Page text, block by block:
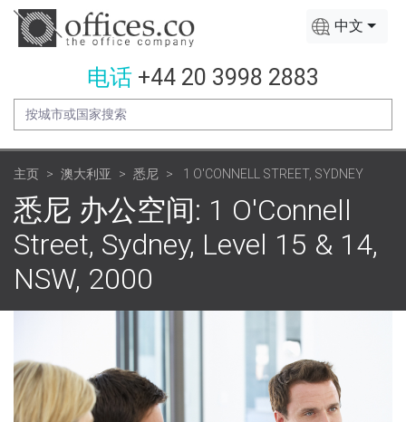
中文
电话 +44 20 3998 2883
主页 澳大利亚 悉尼 1 O'CONNELL STREET, SYDNEY
悉尼 办公空间: 1 O'Connell
Street, Sydney, Level 15 & 14,
NSW, 2000